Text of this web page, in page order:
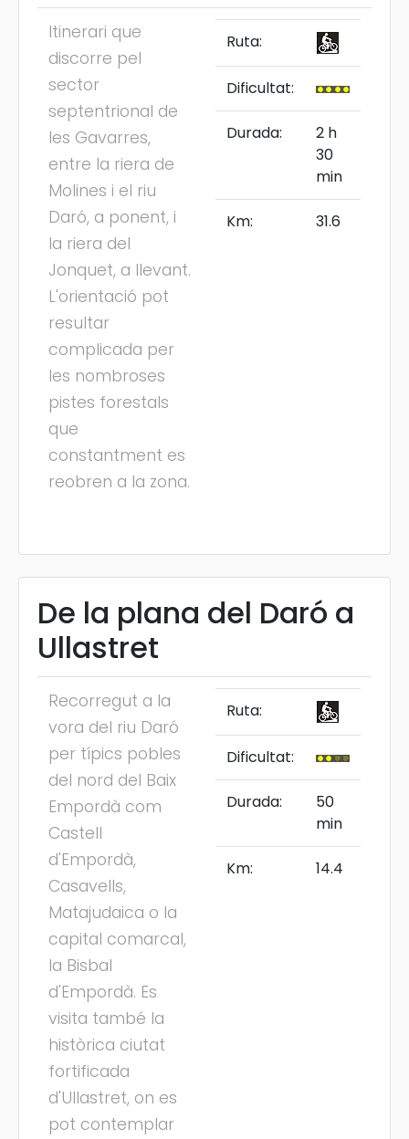
Itinerari que
discorre pel
sector
septentrional de
les Gavarres,
entre la riera de
Molines i el riu
Daró, a ponent, i
la riera del
Jonquet, a llevant.
L'orientació pot
resultar
complicada per
les nombroses
pistes forestals
que
constantment es
reobren a la zona.
Ruta:
Dificultat:
Durada:
2 h
30
min
Km: 31.6
De la plana del Daró a
Ullastret
Recorregut a la
vora del riu Daró
per típics pobles
del nord del Baix
Empordà com
Castell
d'Empordà,
Casavells,
Matajudaica o la
capital comarcal,
la Bisbal
d'Empordà. Es
visita també la
històrica ciutat
fortificada
d'Ullastret, on es
pot contemplar
Ruta:
Dificultat:
Durada:
50
min
Km: 14.4